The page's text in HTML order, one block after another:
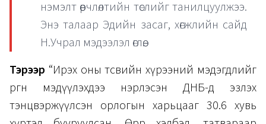
нэмэлт өөрчлөлтийн төслийг танилцуулжээ.
Энэ талаар Эдийн засаг, хөгжлийн сайд
Н.Учрал мэдээлэл өглөө.
Тэрээр “Ирэх оны төсвийн хүрээний мэдэгдлийг
өргөн мэдүүлэхдээ нэрлэсэн ДНБ-д эзлэх
тэнцвэржүүлсэн орлогын харьцааг 30.6 хувь